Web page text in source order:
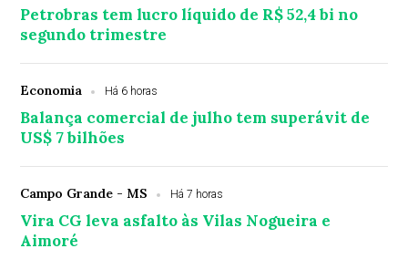
Petrobras tem lucro líquido de R$ 52,4 bi no
segundo trimestre
Economia Há 6 horas
Balança comercial de julho tem superávit de
US$ 7 bilhões
Campo Grande - MS Há 7 horas
Vira CG leva asfalto às Vilas Nogueira e
Aimoré